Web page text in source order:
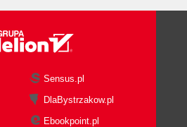
Sensus.pl
DlaBystrzakow.pl
Ebookpoint.pl